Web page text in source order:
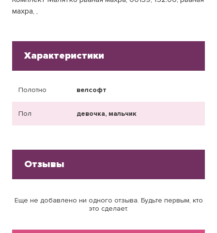
махра, ,
Характеристики
Полотно велсофт
Пол девочка, мальчик
Отзывы
Еще не добавлено ни одного отзыва. Будьте первым, кто
это сделает.